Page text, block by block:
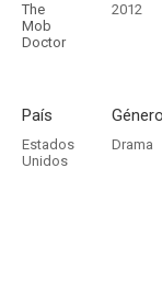
The
Mob
Doctor
2012
País
Estados
Unidos
Drama